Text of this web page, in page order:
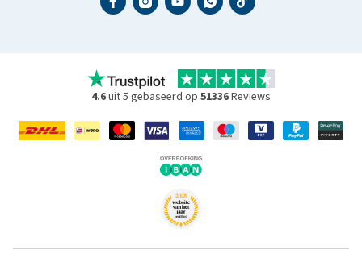
4.6uit 5 gebaseerd op 51336Reviews